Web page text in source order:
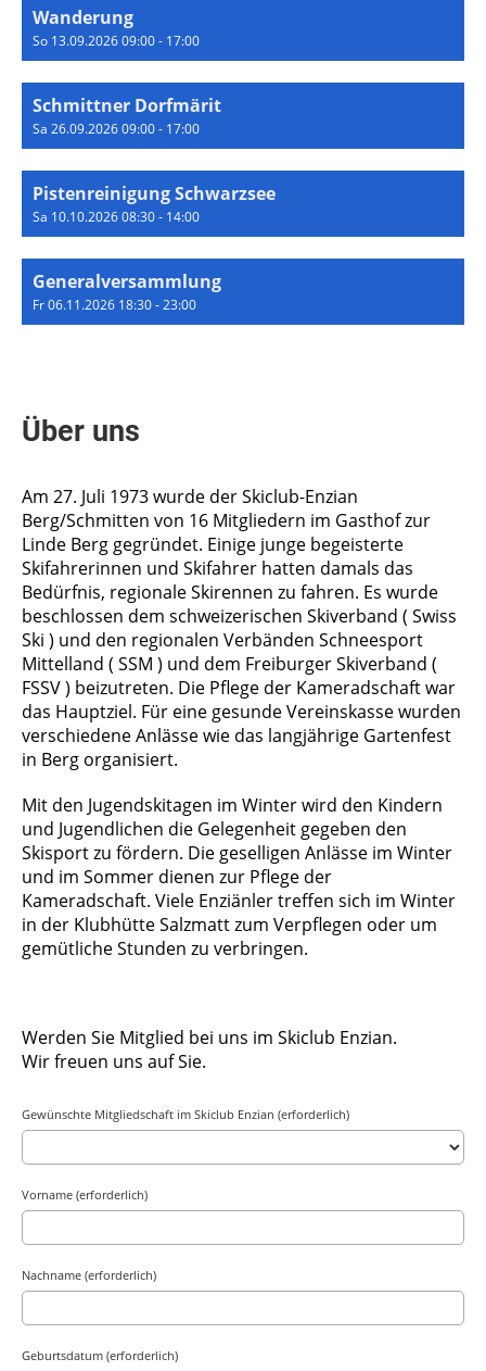
Wanderung
So 13.09.2026 09:00 - 17:00
Schmittner Dorfmärit
Sa 26.09.2026 09:00 - 17:00
Pistenreinigung Schwarzsee
Sa 10.10.2026 08:30 - 14:00
Generalversammlung
Fr 06.11.2026 18:30 - 23:00
Über uns
Am 27. Juli 1973 wurde der Skiclub-Enzian
Berg/Schmitten von 16 Mitgliedern im Gasthof zur
Linde Berg gegründet. Einige junge begeisterte
Skifahrerinnen und Skifahrer hatten damals das
Bedürfnis, regionale Skirennen zu fahren. Es wurde
beschlossen dem schweizerischen Skiverband ( Swiss
Ski ) und den regionalen Verbänden Schneesport
Mittelland ( SSM ) und dem Freiburger Skiverband (
FSSV ) beizutreten. Die Pflege der Kameradschaft war
das Hauptziel. Für eine gesunde Vereinskasse wurden
verschiedene Anlässe wie das langjährige Gartenfest
in Berg organisiert.
Mit den Jugendskitagen im Winter wird den Kindern
und Jugendlichen die Gelegenheit gegeben den
Skisport zu fördern. Die geselligen Anlässe im Winter
und im Sommer dienen zur Pflege der
Kameradschaft. Viele Enziänler treffen sich im Winter
in der Klubhütte Salzmatt zum Verpflegen oder um
gemütliche Stunden zu verbringen.
Werden Sie Mitglied bei uns im Skiclub Enzian.
Wir freuen uns auf Sie.
Gewünschte Mitgliedschaft im Skiclub Enzian (erforderlich)
Vorname (erforderlich)
Nachname (erforderlich)
Geburtsdatum (erforderlich)